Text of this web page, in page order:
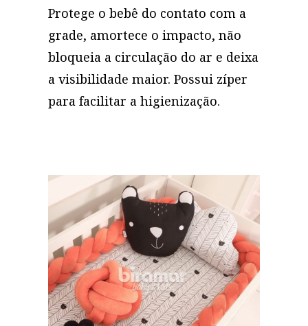
Protege o bebê do contato com a
grade, amortece o impacto, não
bloqueia a circulação do ar e deixa
a visibilidade maior. Possui zíper
para facilitar a higienização.